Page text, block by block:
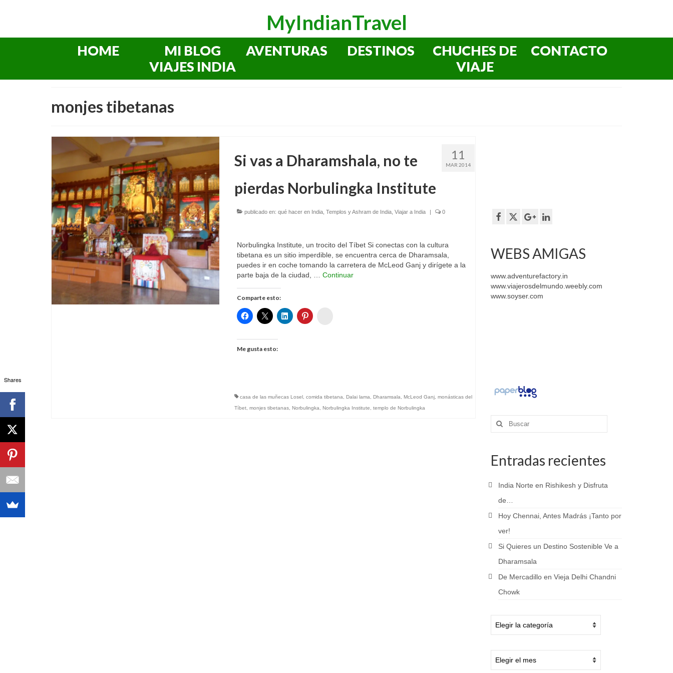
MyIndianTravel
HOME
MI BLOG
VIAJES INDIA
AVENTURAS DESTINOS
CHUCHES DE
VIAJE
CONTACTO
monjes tibetanas
11
MAR 2014
Si vas a Dharamshala, no te
pierdas Norbulingka Institute
publicado en: qué hacer en India, Templos y Ashram de India, Viajar a India | 0
Norbulingka Institute, un trocito del Tíbet Si conectas con la cultura
tibetana es un sitio imperdible, se encuentra cerca de Dharamsala,
puedes ir en coche tomando la carretera de McLeod Ganj y dirígete a la
parte baja de la ciudad, … Continuar
Comparte esto:
Me gusta esto:
casa de las muñecas Losel, comida tibetana Dalai lama Dharamsala McLeod Ganj, monásticas del
Tíbet, monjes tibetanas, Norbulingka Norbulingka Institute templo de Norbulingka
WEBS AMIGAS
www.adventurefactory.in
www.viajerosdelmundo.weebly.com
www.soyser.com
Buscar
por:
Entradas recientes
India Norte en Rishikesh y Disfruta
de…
Hoy Chennai, Antes Madrás ¡Tanto por
ver!
Si Quieres un Destino Sostenible Ve a
Dharamsala
De Mercadillo en Vieja Delhi Chandni
Chowk
Shares